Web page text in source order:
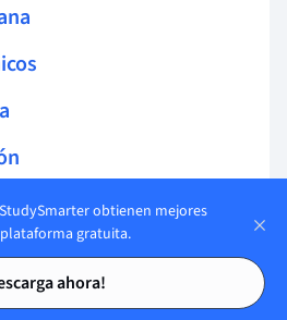
Tarjetas de estudio
Tarjetas de estudio
obtienen mejores
gratuita.
ahora!